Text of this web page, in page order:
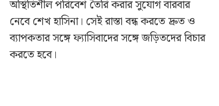
অস্থিতিশীল পরিবেশ তৈরি করার সুযোগ বারবার
নেবে শেখ হাসিনা। সেই রাস্তা বন্ধ করতে দ্রুত ও
ব্যাপকতার সঙ্গে ফ্যাসিবাদের সঙ্গে জড়িতদের বিচার
করতে হবে।